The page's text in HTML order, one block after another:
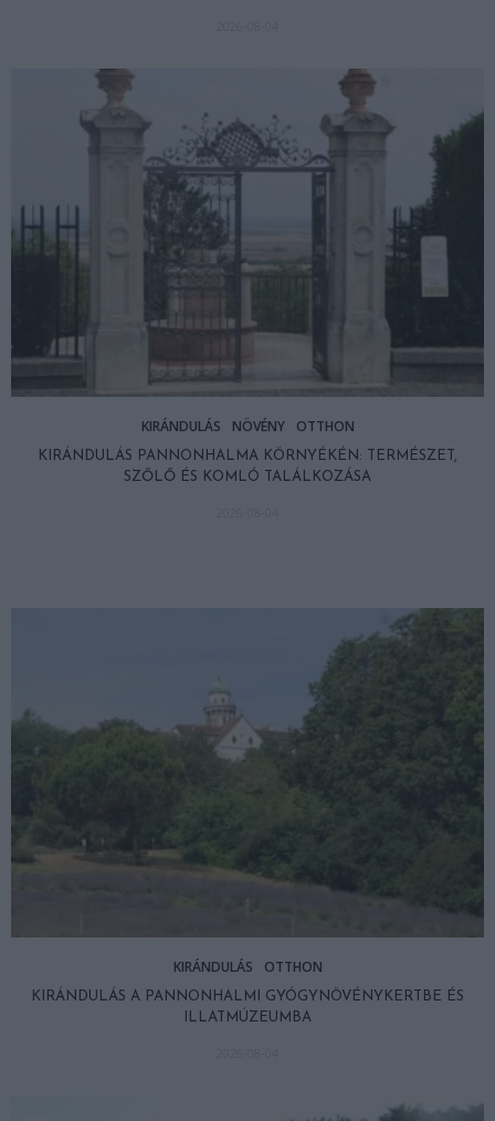
KIRÁNDULÁS NÖVÉNY OTTHON
KIRÁNDULÁS PANNONHALMA KÖRNYÉKÉN: TERMÉSZET,
SZŐLŐ ÉS KOMLÓ TALÁLKOZÁSA
KIRÁNDULÁS OTTHON
KIRÁNDULÁS A PANNONHALMI GYÓGYNÖVÉNYKERTBE ÉS
ILLATMÚZEUMBA